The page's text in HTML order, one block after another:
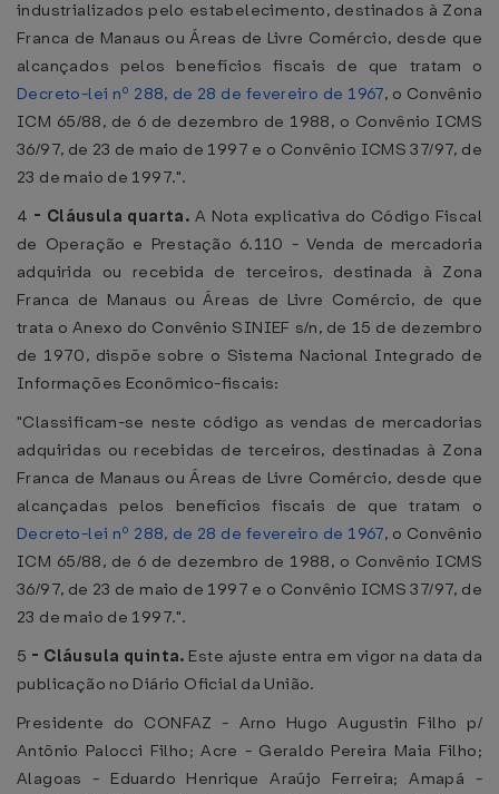
industrializados pelo estabelecimento, destinados à Zona
Franca de Manaus ou Áreas de Livre Comércio, desde que
alcançados pelos benefícios fiscais de que tratam o
Decreto-lei nº 288, de 28 de fevereiro de 1967, o Convênio
ICM 65/88, de 6 de dezembro de 1988, o Convênio ICMS
36/97, de 23 de maio de 1997 e o Convênio ICMS 37/97, de
23 de maio de 1997.".
4 - Cláusula quarta. A Nota explicativa do Código Fiscal
de Operação e Prestação 6.110 - Venda de mercadoria
adquirida ou recebida de terceiros, destinada à Zona
Franca de Manaus ou Áreas de Livre Comércio, de que
trata o Anexo do Convênio SINIEF s/n, de 15 de dezembro
de 1970, dispõe sobre o Sistema Nacional Integrado de
Informações Econômico-fiscais:
"Classificam-se neste código as vendas de mercadorias
adquiridas ou recebidas de terceiros, destinadas à Zona
Franca de Manaus ou Áreas de Livre Comércio, desde que
alcançadas pelos benefícios fiscais de que tratam o
Decreto-lei nº 288, de 28 de fevereiro de 1967, o Convênio
ICM 65/88, de 6 de dezembro de 1988, o Convênio ICMS
36/97, de 23 de maio de 1997 e o Convênio ICMS 37/97, de
23 de maio de 1997.".
5 - Cláusula quinta. Este ajuste entra em vigor na data da
publicação no Diário Oficial da União.
Presidente do CONFAZ - Arno Hugo Augustin Filho p/
Antônio Palocci Filho; Acre - Geraldo Pereira Maia Filho;
Alagoas - Eduardo Henrique Araújo Ferreira; Amapá -